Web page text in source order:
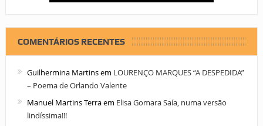
COMENTÁRIOS RECENTES
Guilhermina Martinsem LOURENÇO MARQUES “A DESPEDIDA”
– Poema de Orlando Valente
Manuel Martins Terraem Elisa Gomara Saía, numa versão
lindíssima!!!